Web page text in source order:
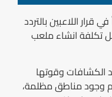
اللاعبين بالتردد
انشاء ملعب
وقوتها
وجود مناطق مظلمة،